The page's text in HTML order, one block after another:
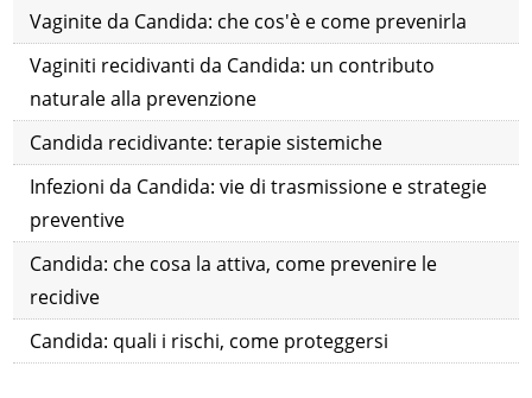
Vaginite da Candida: che cos'è e come prevenirla
Vaginiti recidivanti da Candida: un contributo
naturale alla prevenzione
Candida recidivante: terapie sistemiche
Infezioni da Candida: vie di trasmissione e strategie
preventive
Candida: che cosa la attiva, come prevenire le
recidive
Candida: quali i rischi, come proteggersi